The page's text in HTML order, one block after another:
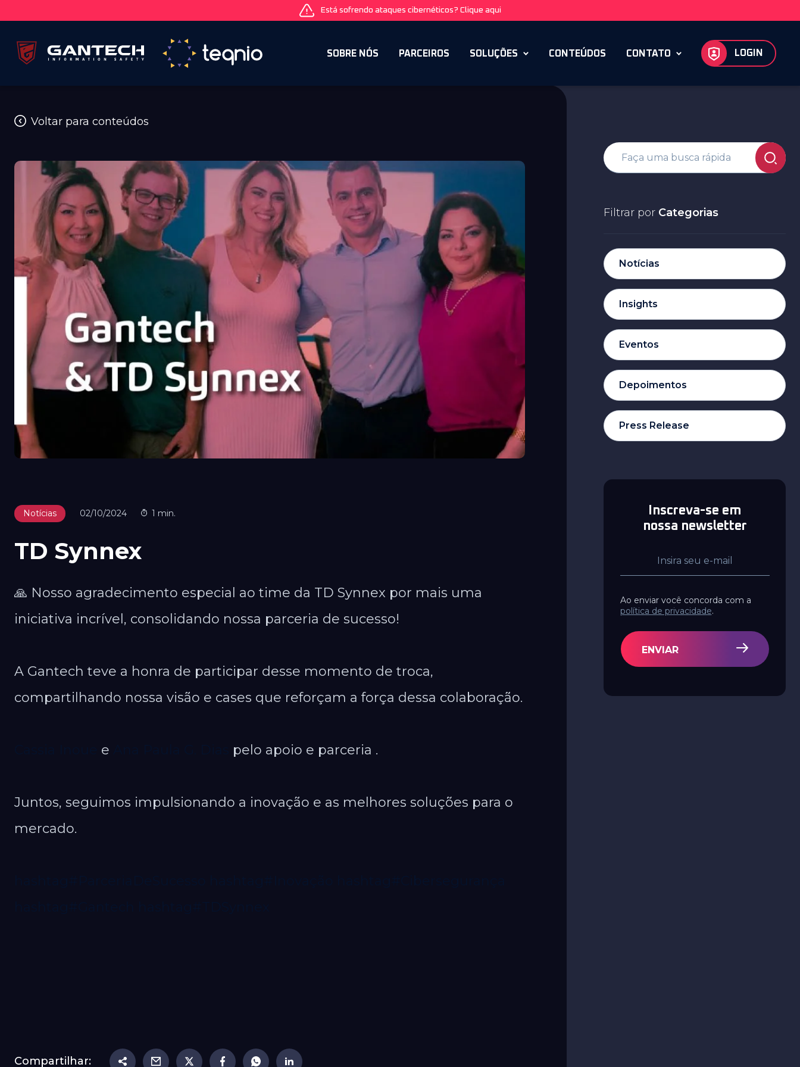
Está sofrendo ataques cibernéticos? Clique aqui
SOBRE NÓS PARCEIROS SOLUÇÕES CONTEÚDOS CONTATO LOGIN
Voltar para conteúdos
Notícias 02/10/2024 1 min.
TD Synnex
🙏 Nosso agradecimento especial ao time da TD Synnex por mais uma
iniciativa incrível, consolidando nossa parceria de sucesso!
A Gantech teve a honra de participar desse momento de troca,
compartilhando nossa visão e cases que reforçam a força dessa colaboração.
e pelo apoio e parceria .
Juntos, seguimos impulsionando a inovação e as melhores soluções para o
mercado.
Compartilhar:
Filtrar por Categorias
Notícias
Insights
Eventos
Depoimentos
Press Release
Inscreva-se em
nossa newsletter
Ao enviar você concorda com a
política de privacidade.
ENVIAR